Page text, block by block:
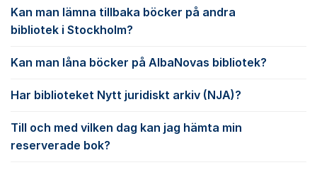
Kan man lämna tillbaka böcker på andra
bibliotek i Stockholm?
Kan man låna böcker på AlbaNovas bibliotek?
Har biblioteket Nytt juridiskt arkiv (NJA)?
Till och med vilken dag kan jag hämta min
reserverade bok?